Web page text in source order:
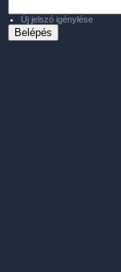
Új jelszó igénylése